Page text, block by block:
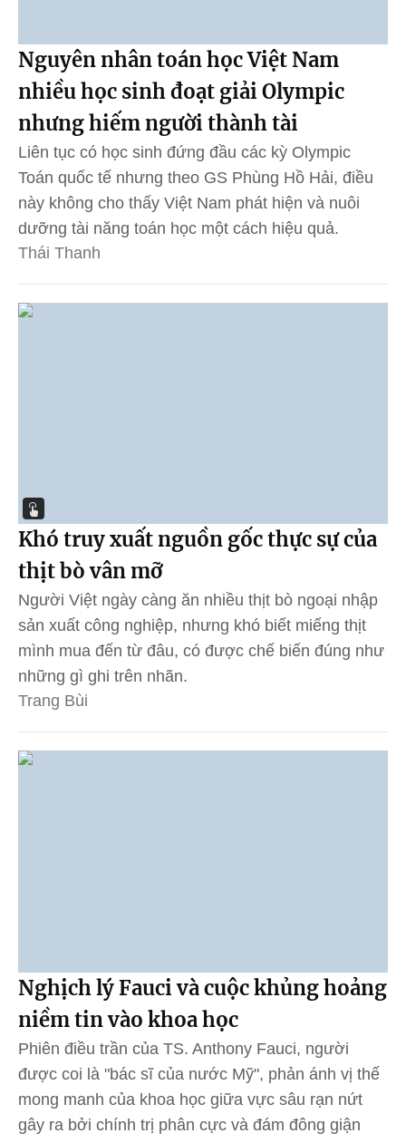
Nguyên nhân toán học Việt Nam
nhiều học sinh đoạt giải Olympic
nhưng hiếm người thành tài
Liên tục có học sinh đứng đầu các kỳ Olympic
Toán quốc tế nhưng theo GS Phùng Hồ Hải, điều
này không cho thấy Việt Nam phát hiện và nuôi
dưỡng tài năng toán học một cách hiệu quả.
Thái Thanh
Khó truy xuất nguồn gốc thực sự của
thịt bò vân mỡ
Người Việt ngày càng ăn nhiều thịt bò ngoại nhập
sản xuất công nghiệp, nhưng khó biết miếng thịt
mình mua đến từ đâu, có được chế biến đúng như
những gì ghi trên nhãn.
Trang Bùi
Nghịch lý Fauci và cuộc khủng hoảng
niềm tin vào khoa học
Phiên điều trần của TS. Anthony Fauci, người
được coi là "bác sĩ của nước Mỹ", phản ánh vị thế
mong manh của khoa học giữa vực sâu rạn nứt
gây ra bởi chính trị phân cực và đám đông giận